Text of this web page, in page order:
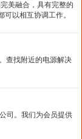
美融合，具有完整的
以相互协调工作。
查找附近的电源解决
司。我们为会员提供